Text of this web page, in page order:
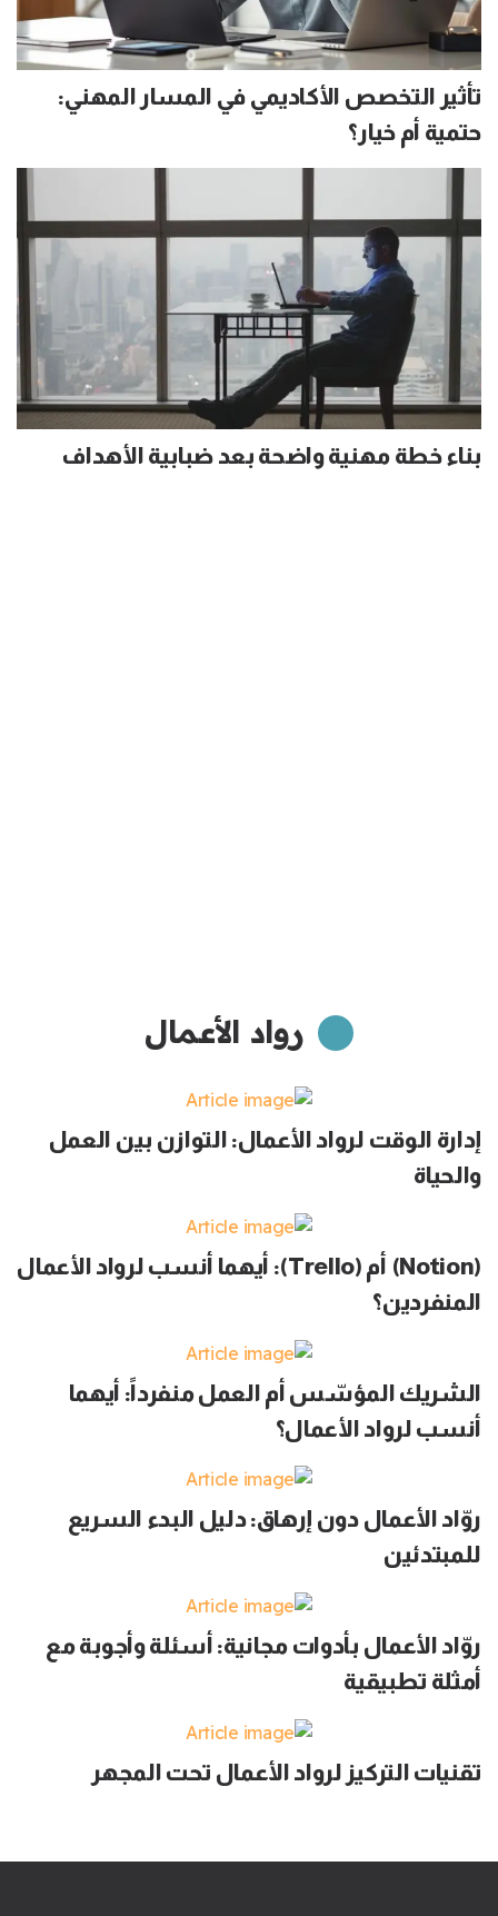
تأثير التخصص الأكاديمي في المسار المهني:
حتمية أم خيار؟
بناء خطة مهنية واضحة بعد ضبابية الأهداف
رواد الأعمال
إدارة الوقت لرواد الأعمال: التوازن بين العمل
والحياة
(Notion) أم (Trello): أيهما أنسب لرواد الأعمال
المنفردين؟
الشريك المؤسّس أم العمل منفرداً: أيهما
أنسب لرواد الأعمال؟
روّاد الأعمال دون إرهاق: دليل البدء السريع
للمبتدئين
روّاد الأعمال بأدوات مجانية: أسئلة وأجوبة مع
أمثلة تطبيقية
تقنيات التركيز لرواد الأعمال تحت المجهر